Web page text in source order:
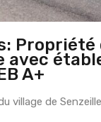
Propriété
avec
A+
village de